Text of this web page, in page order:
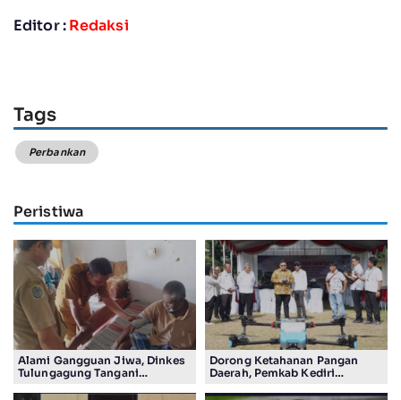
Editor :Redaksi
Tags
Perbankan
Peristiwa
Alami Gangguan Jiwa, Dinkes
Tulungagung Tangani
Dorong Ketahanan Pangan
Daerah, Pemkab Kediri